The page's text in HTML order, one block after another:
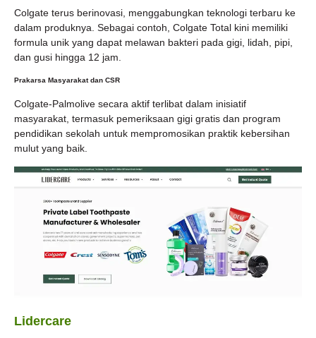
Colgate terus berinovasi, menggabungkan teknologi terbaru ke
dalam produknya. Sebagai contoh, Colgate Total kini memiliki
formula unik yang dapat melawan bakteri pada gigi, lidah, pipi,
dan gusi hingga 12 jam.
Prakarsa Masyarakat dan CSR
Colgate-Palmolive secara aktif terlibat dalam inisiatif
masyarakat, termasuk pemeriksaan gigi gratis dan program
pendidikan sekolah untuk mempromosikan praktik kebersihan
mulut yang baik.
Lidercare